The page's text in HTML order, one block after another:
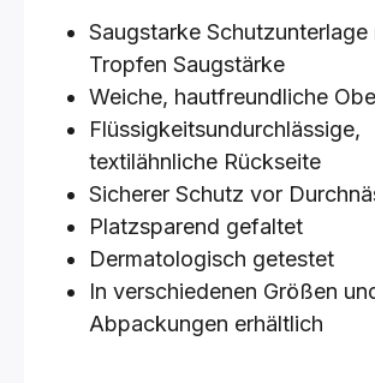
Saugstarke Schutzunterlage
Tropfen Saugstärke
Weiche, hautfreundliche
Flüssigkeitsundurchlässige,
textilähnliche Rückseite
Sicherer Schutz vor
Platzsparend gefaltet
Dermatologisch getestet
In verschiedenen Größen
Abpackungen erhältlich